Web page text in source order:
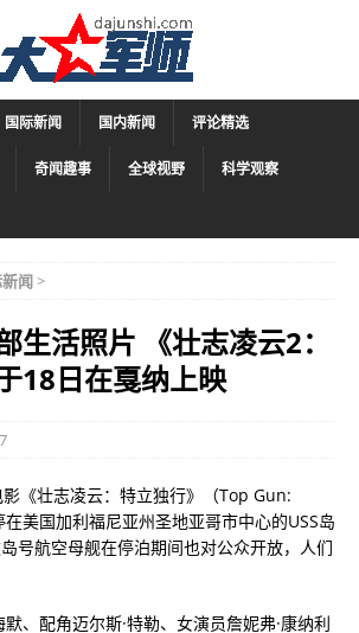
国际新闻 国内新闻 评论精选
奇闻趣事 全球视野 科学观察
闻>
生活照片 《壮志凌云2：
18日在戛纳上映
《壮志凌云：特立独行》（Top Gun:
美国加利福尼亚州圣地亚哥市中心的USS岛
号航空母舰在停泊期间也对公众开放，人们
、配角迈尔斯·特勒、女演员詹妮弗·康纳利